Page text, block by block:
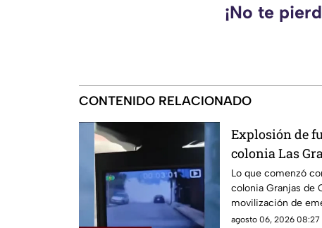
¡No te
CONTENIDO RELACIONADO
Explosión de
colonia Las
Lo que comenzó
colonia Granjas de
movilización de
agosto 06, 2026 08:27